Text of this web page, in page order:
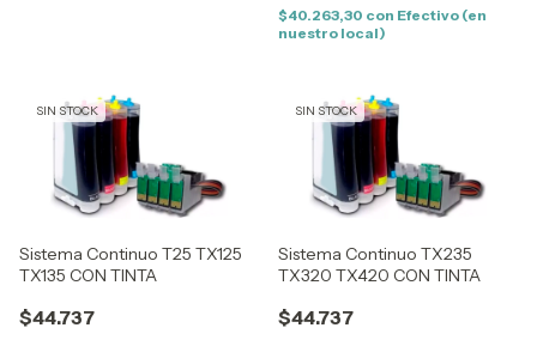
$40.263,30 con Efectivo (en
nuestro local)
SIN STOCK
Sistema Continuo T25 TX125
TX135 CON TINTA
$44.737
SIN STOCK
Sistema Continuo TX235
TX320 TX420 CON TINTA
$44.737